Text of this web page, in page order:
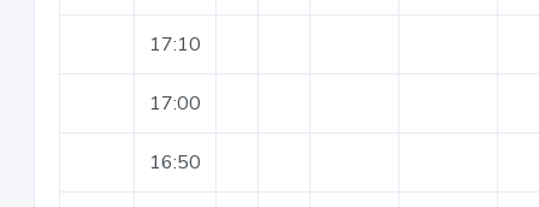
17:10
17:00
16:50